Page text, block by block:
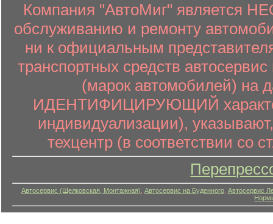
Компания "АвтоМиг" является
обслуживанию и ремонту
ни к официальным
транспортных средств
(марок автомобилей) на
ИДЕНТИФИЦИРУЮЩИЙ характер
индивидуализации),
техцентр (в соответствии со
Автосервис (Щелковская, Монтажная) Автосервис на Буденного Автосервис